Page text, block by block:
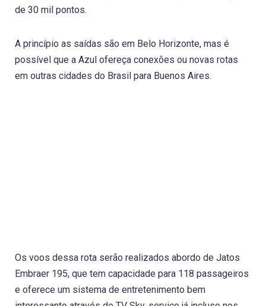
de 30 mil pontos.
A princípio as saídas são em Belo Horizonte, mas é
possível que a Azul ofereça conexões ou novas rotas
em outras cidades do Brasil para Buenos Aires.
Os voos dessa rota serão realizados abordo de Jatos
Embraer 195, que tem capacidade para 118 passageiros
e oferece um sistema de entretenimento bem